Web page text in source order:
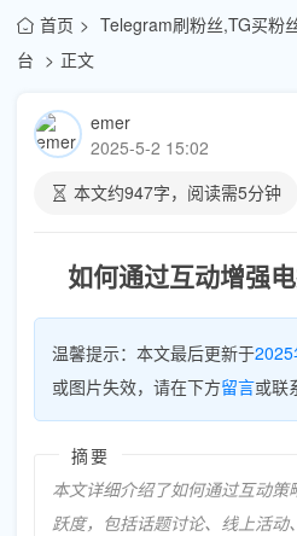
首页
Telegram刷粉丝,TG买粉
台
正文
emer
2025-5-2 15:02
本文约947字，阅读需5分钟
如何通过互动增强
温馨提示：本文最后更新于
或图片失效，请在下方留言或联
摘要
本文详细介绍了如何通过互动
跃度，包括话题讨论、线上活动